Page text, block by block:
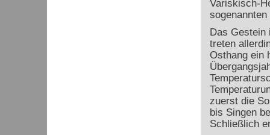
Variskisch-
Das Gestein
treten
Osthang ein
zuerst die
bis Singen
Schließlich